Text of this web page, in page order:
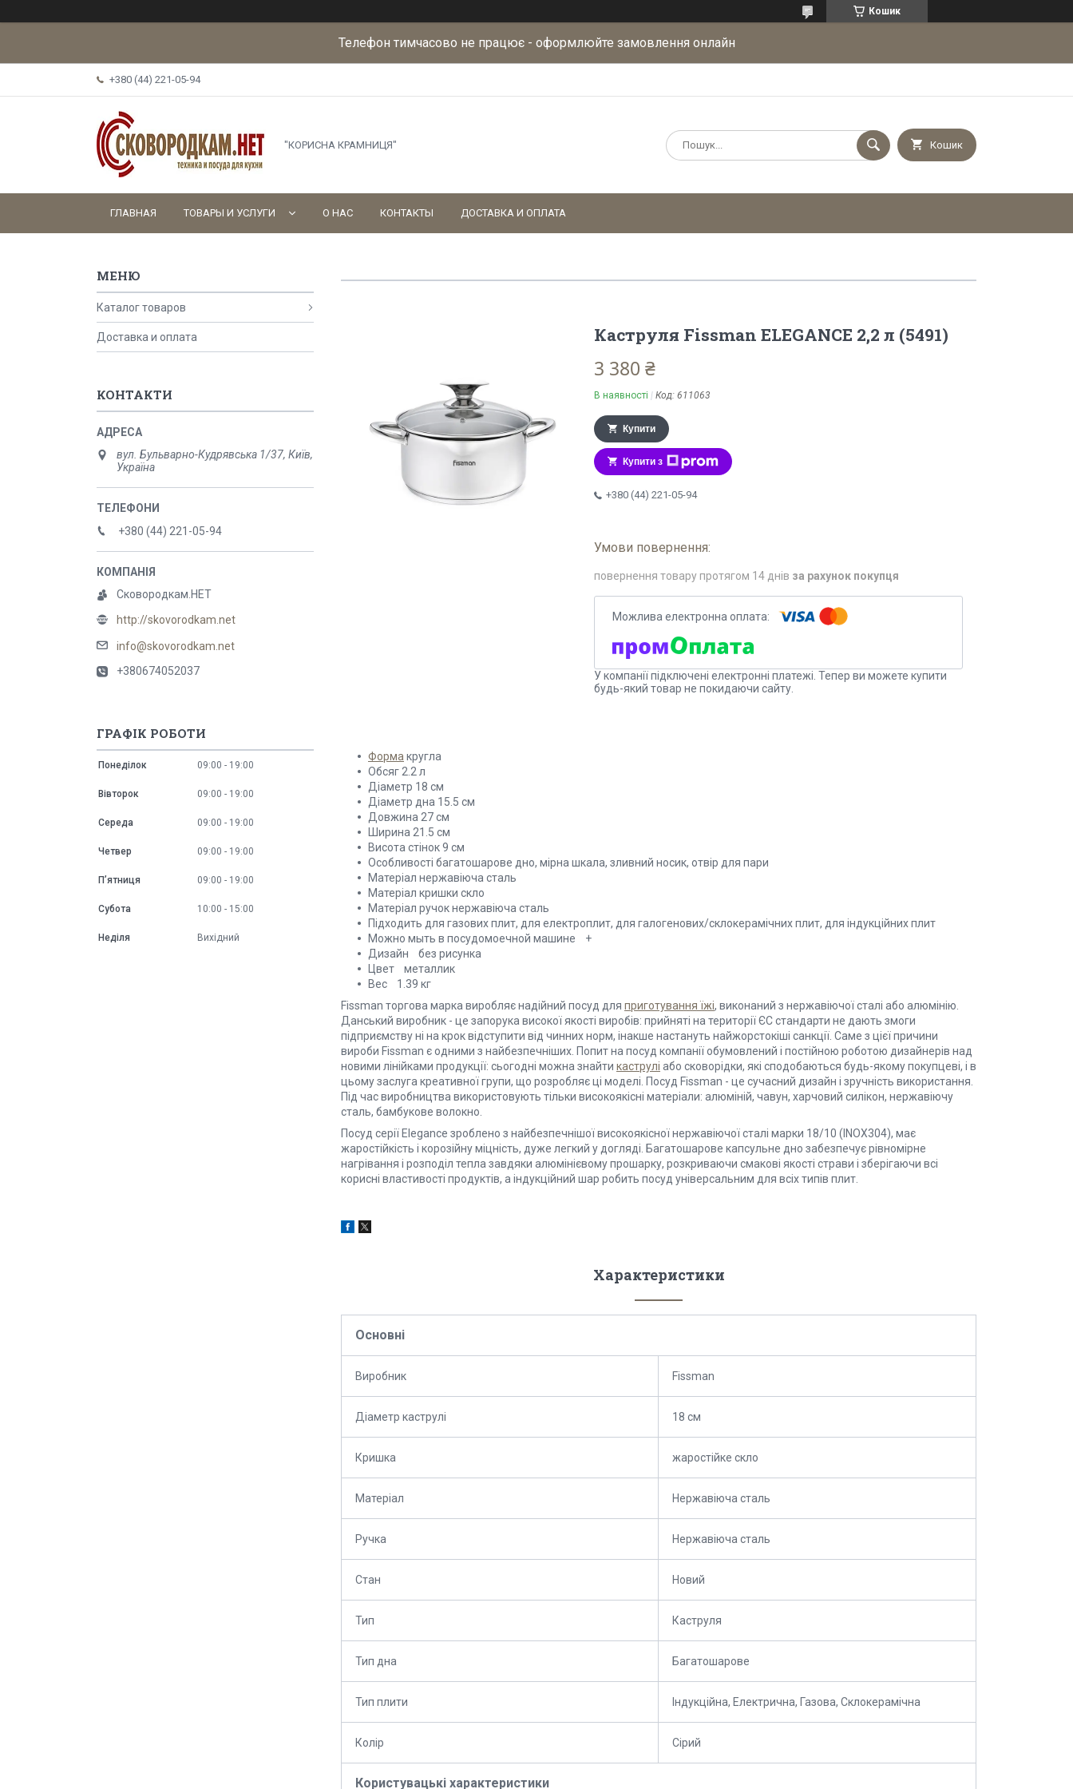
Кошик
Телефон тимчасово не працює - оформлюйте замовлення онлайн
+380 (44) 221-05-94
"КОРИСНА КРАМНИЦЯ" Кошик
ГЛАВНАЯ ТОВАРЫ И УСЛУГИ О НАС КОНТАКТЫ ДОСТАВКА И ОПЛАТА
Каструля Fissman ELEGANCE 2,2 л (5491)
3 380 ₴
В наявності Код: 611063
Купити
Купити з
+380 (44) 221-05-94
повернення товару протягом 14 днів за рахунок покупця
У компанії підключені електронні платежі. Тепер ви можете купити
будь-який товар не покидаючи сайту.
Форма кругла
Обсяг 2.2 л
Діаметр 18 см
Діаметр дна 15.5 см
Довжина 27 см
Ширина 21.5 см
Висота стінок 9 см
Особливості багатошарове дно, мірна шкала, зливний носик, отвір для пари
Матеріал нержавіюча сталь
Матеріал кришки скло
Матеріал ручок нержавіюча сталь
Підходить для газових плит, для електроплит, для галогенових/склокерамічних плит, для індукційних плит
Можно мыть в посудомоечной машине +
Дизайн без рисунка
Цвет металлик
Вес 1.39 кг
Fissman торгова марка виробляє надійний посуд для приготування їжі, виконаний з нержавіючої сталі або алюмінію.
Данський виробник - це запорука високої якості виробів: прийняті на території ЄС стандарти не дають змоги
підприємству ні на крок відступити від чинних норм, інакше настануть найжорстокіші санкції. Саме з цієї причини
вироби Fissman є одними з найбезпечніших. Попит на посуд компанії обумовлений і постійною роботою дизайнерів над
новими лінійками продукції: сьогодні можна знайти каструлі або сковорідки, які сподобаються будь-якому покупцеві, і в
цьому заслуга креативної групи, що розробляє ці моделі. Посуд Fissman - це сучасний дизайн і зручність використання.
Під час виробництва використовують тільки високоякісні матеріали: алюміній, чавун, харчовий силікон, нержавіючу
сталь, бамбукове волокно.
Посуд серії Elegance зроблено з найбезпечнішої високоякісної нержавіючої сталі марки 18/10 (INOX304), має
жаростійкість і корозійну міцність, дуже легкий у догляді. Багатошарове капсульне дно забезпечує рівномірне
нагрівання і розподіл тепла завдяки алюмінієвому прошарку, розкриваючи смакові якості страви і зберігаючи всі
корисні властивості продуктів, а індукційний шар робить посуд універсальним для всіх типів плит.
Характеристики
Основні
Виробник Fissman
Діаметр каструлі 18 см
Кришка жаростійке скло
Матеріал Нержавіюча сталь
Ручка Нержавіюча сталь
Стан Новий
Тип Каструля
Тип дна Багатошарове
Тип плити Індукційна, Електрична, Газова, Склокерамічна
Колір Сірий
Користувацькі характеристики
Каталог товаров
Доставка и оплата
КОНТАКТИ
вул. Бульварно-Кудрявська 1/37, Київ,
Україна
+380 (44) 221-05-94
Сковородкам.НЕТ
http://skovorodkam.net
info@skovorodkam.net
+380674052037
ГРАФІК РОБОТИ
Понеділок 09:00 19:00
Вівторок 09:00 19:00
Середа 09:00 19:00
Четвер 09:00 19:00
Пʼятниця 09:00 19:00
Субота 10:00 15:00
Неділя Вихідний